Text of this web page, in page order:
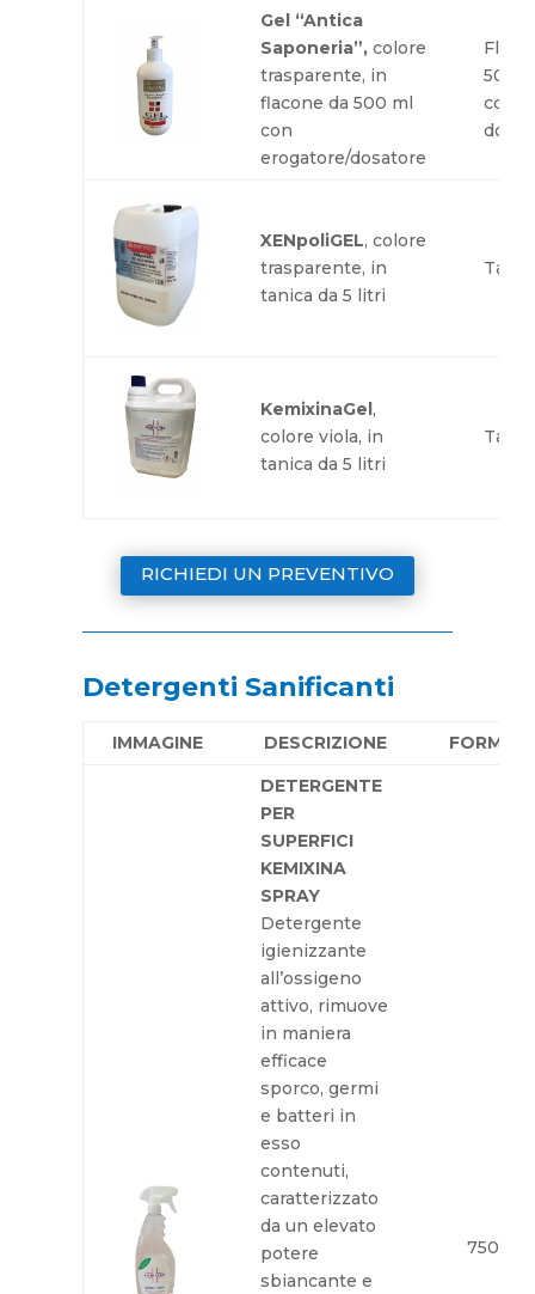
Gel “Antica
Saponeria”,colore
trasparente, in
flacone da 500 ml
con
erogatore/dosatore
500
con
XENpoliGEL, colore
trasparente, in
tanica da 5 litri
KemixinaGel,
colore viola, in
tanica da 5 litri
RICHIEDI UN PREVENTIVO
Detergenti Sanificanti
IMMAGINE DESCRIZIONE
DETERGENTE
PER
SUPERFICI
KEMIXINA
SPRAY
Detergente
igienizzante
all’ossigeno
attivo, rimuove
in maniera
efficace
sporco, germi
e batteri in
esso
contenuti,
caratterizzato
da un elevato
potere
sbiancante e
750 ml